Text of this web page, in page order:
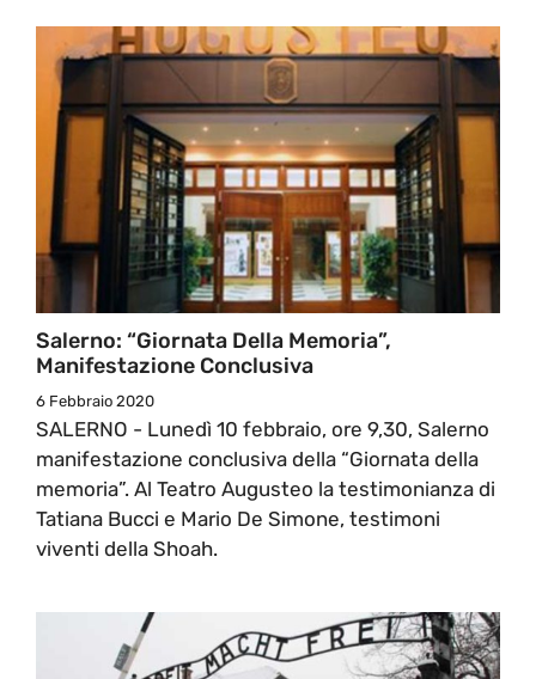
Salerno: “Giornata Della Memoria”,
Manifestazione Conclusiva
6 Febbraio 2020
SALERNO - Lunedì 10 febbraio, ore 9,30, Salerno
manifestazione conclusiva della “Giornata della
memoria”. Al Teatro Augusteo la testimonianza di
Tatiana Bucci e Mario De Simone, testimoni
viventi della Shoah.